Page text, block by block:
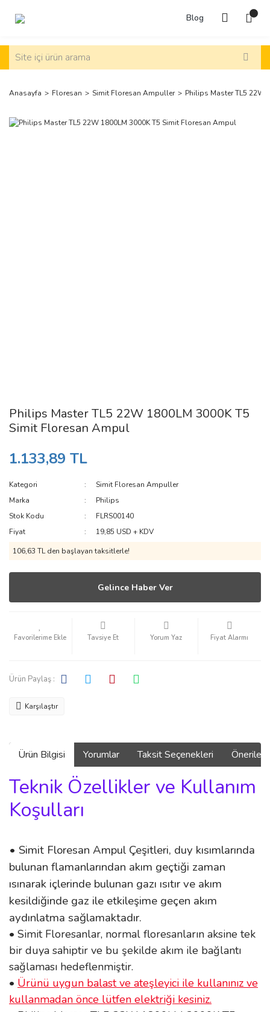
Blog
Anasayfa Floresan Simit Floresan Ampuller Philips Master TL5 22W
Philips Master TL5 22W 1800LM 3000K T5
Simit Floresan Ampul
1.133,89 TL
Kategori
Simit Floresan Ampuller
Marka
Philips
Stok Kodu
FLRS00140
Fiyat
19,85 USD + KDV
106,63 TL den başlayan taksitlerle!
Gelince Haber Ver
Tavsiye Et Yorum Yaz Fiyat Alarmı
Ürün Paylaş :
Karşılaştır
Ürün Bilgisi Yorumlar Taksit Seçenekleri
Teknik Özellikler ve Kullanım
Koşulları
• Simit Floresan Ampul Çeşitleri, duy kısımlarında
bulunan flamanlarından akım geçtiği zaman
ısınarak içlerinde bulunan gazı ısıtır ve akım
kesildiğinde gaz ile etkileşime geçen akım
aydınlatma sağlamaktadır.
• Simit Floresanlar, normal floresanların aksine tek
bir duya sahiptir ve bu şekilde akım ile bağlantı
sağlaması hedeflenmiştir.
• Ürünü uygun balast ve ateşleyici ile kullanınız ve
kullanmadan önce lütfen elektriği kesiniz.